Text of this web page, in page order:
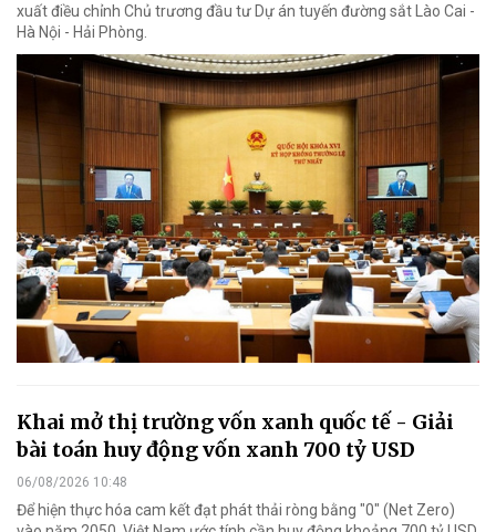
xuất điều chỉnh Chủ trương đầu tư Dự án tuyến đường sắt Lào Cai -
Hà Nội - Hải Phòng.
Khai mở thị trường vốn xanh quốc tế - Giải
bài toán huy động vốn xanh 700 tỷ USD
06/08/2026 10:48
Để hiện thực hóa cam kết đạt phát thải ròng bằng "0" (Net Zero)